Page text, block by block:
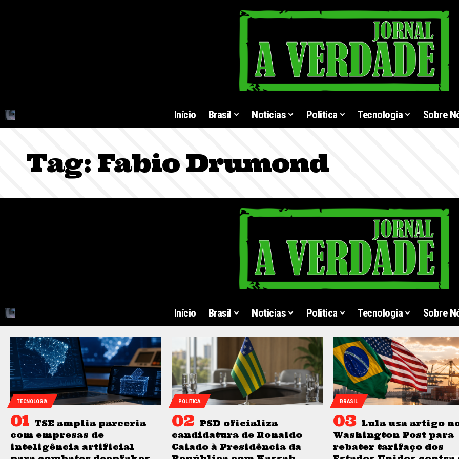
Início Brasil Noticias Politica Tecnologia Sobre
Tag: Fabio Drumond
Início Brasil Noticias Politica Tecnologia Sobre
TECNOLOGIA
TSE amplia parceria
com empresas de
inteligência artificial
POLITICA
PSD oficializa
candidatura de Ronaldo
Caiado à Presidência da
BRASIL
Lula usa artigo
Washington Post para
rebater tarifaço dos